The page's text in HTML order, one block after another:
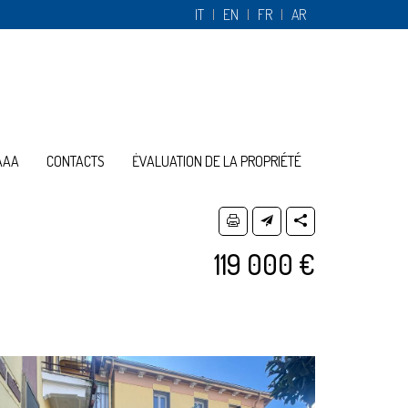
IT EN FR AR
CONTACTS ĖVALUATION DE LA PROPRIÉTÉ
119 000 €